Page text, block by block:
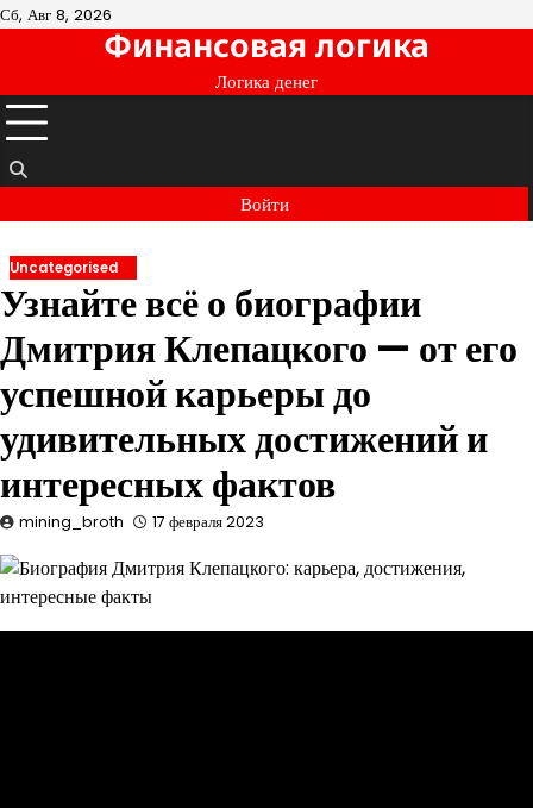
Перейти
Сб, Авг 8, 2026
Финансовая логика
Логика денег
Войти
Uncategorised
Узнайте всё о биографии
Дмитрия Клепацкого — от его
успешной карьеры до
удивительных достижений и
интересных фактов
mining_broth 17 февраля 2023